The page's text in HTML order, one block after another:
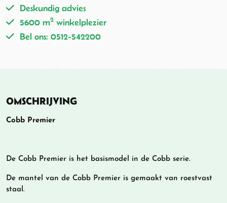
Deskundig advies
5600 m2 winkelplezier
Bel ons: 0512-542200
OMSCHRIJVING
Cobb Premier
De Cobb Premier is het basismodel in de Cobb serie.
De mantel van de Cobb Premier is gemaakt van roestvast
staal.